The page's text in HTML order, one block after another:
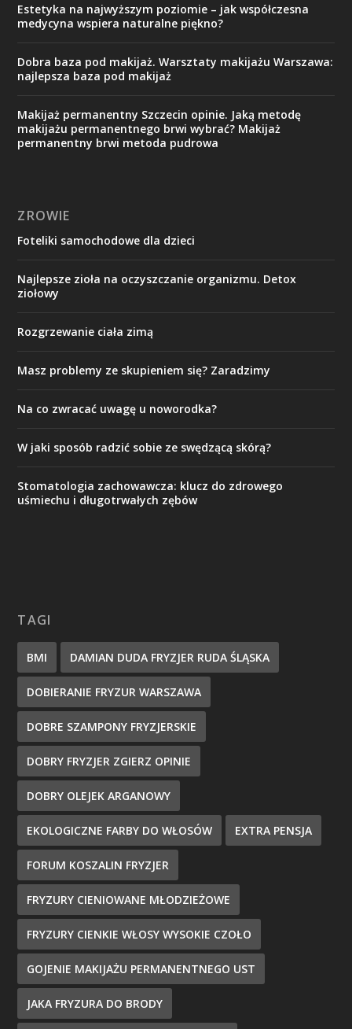
Estetyka na najwyższym poziomie – jak współczesna
medycyna wspiera naturalne piękno?
Dobra baza pod makijaż. Warsztaty makijażu Warszawa:
najlepsza baza pod makijaż
Makijaż permanentny Szczecin opinie. Jaką metodę
makijażu permanentnego brwi wybrać? Makijaż
permanentny brwi metoda pudrowa
ZROWIE
Foteliki samochodowe dla dzieci
Najlepsze zioła na oczyszczanie organizmu. Detox
ziołowy
Rozgrzewanie ciała zimą
Masz problemy ze skupieniem się? Zaradzimy
Na co zwracać uwagę u noworodka?
W jaki sposób radzić sobie ze swędzącą skórą?
Stomatologia zachowawcza: klucz do zdrowego
uśmiechu i długotrwałych zębów
TAGI
BMI DAMIAN DUDA FRYZJER RUDA ŚLĄSKA
DOBIERANIE FRYZUR WARSZAWA
DOBRE SZAMPONY FRYZJERSKIE
DOBRY FRYZJER ZGIERZ OPINIE
DOBRY OLEJEK ARGANOWY
EKOLOGICZNE FARBY DO WŁOSÓW EXTRA PENSJA
FORUM KOSZALIN FRYZJER
FRYZURY CIENIOWANE MŁODZIEŻOWE
FRYZURY CIENKIE WŁOSY WYSOKIE CZOŁO
GOJENIE MAKIJAŻU PERMANENTNEGO UST
JAKA FRYZURA DO BRODY